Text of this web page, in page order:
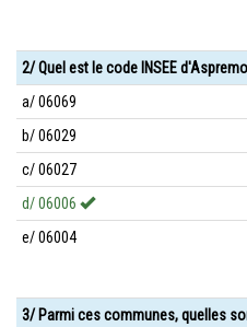
2/ Quel est le code INSEE
a/ 06069
b/ 06029
c/ 06027
d/ 06006
e/ 06004
3/ Parmi ces communes, quelles